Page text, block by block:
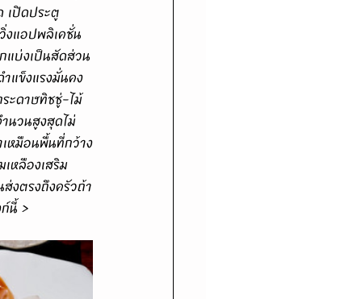
เปิดประตู
งแอปพลิเคชั่น
แบ่งเป็นสัดส่วน
ำแข็งแรงมั่นคง
ะดาษทิชชู่-ไม้
นวนสูงสุดไม่
หมือนพื้นที่กว้าง
หลืองเสริม
งตรงถึงครัวถ้า
นี้ >